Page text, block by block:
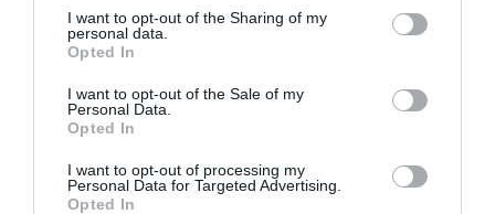
I want to opt-out of the Sharing of my
personal data.
Opted In
I want to opt-out of the Sale of my
Personal Data.
Opted In
I want to opt-out of processing my
Personal Data for Targeted Advertising.
Opted In
την Τέχνη και τον Πολιτισμό!
Ακολουθήστε το Culturenow.gr